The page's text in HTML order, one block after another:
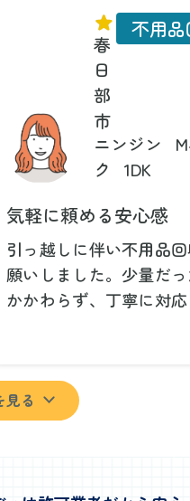
春
日
部
市
ニンジン
ク
1DK
不用
気軽に頼める安心感
引っ越しに伴い不用品
願いしました。少量だっ
かかわらず、丁寧に対
じてくださり、次回もぜ
いしたいと思いました。
特に、自分では持ち運べ
見る